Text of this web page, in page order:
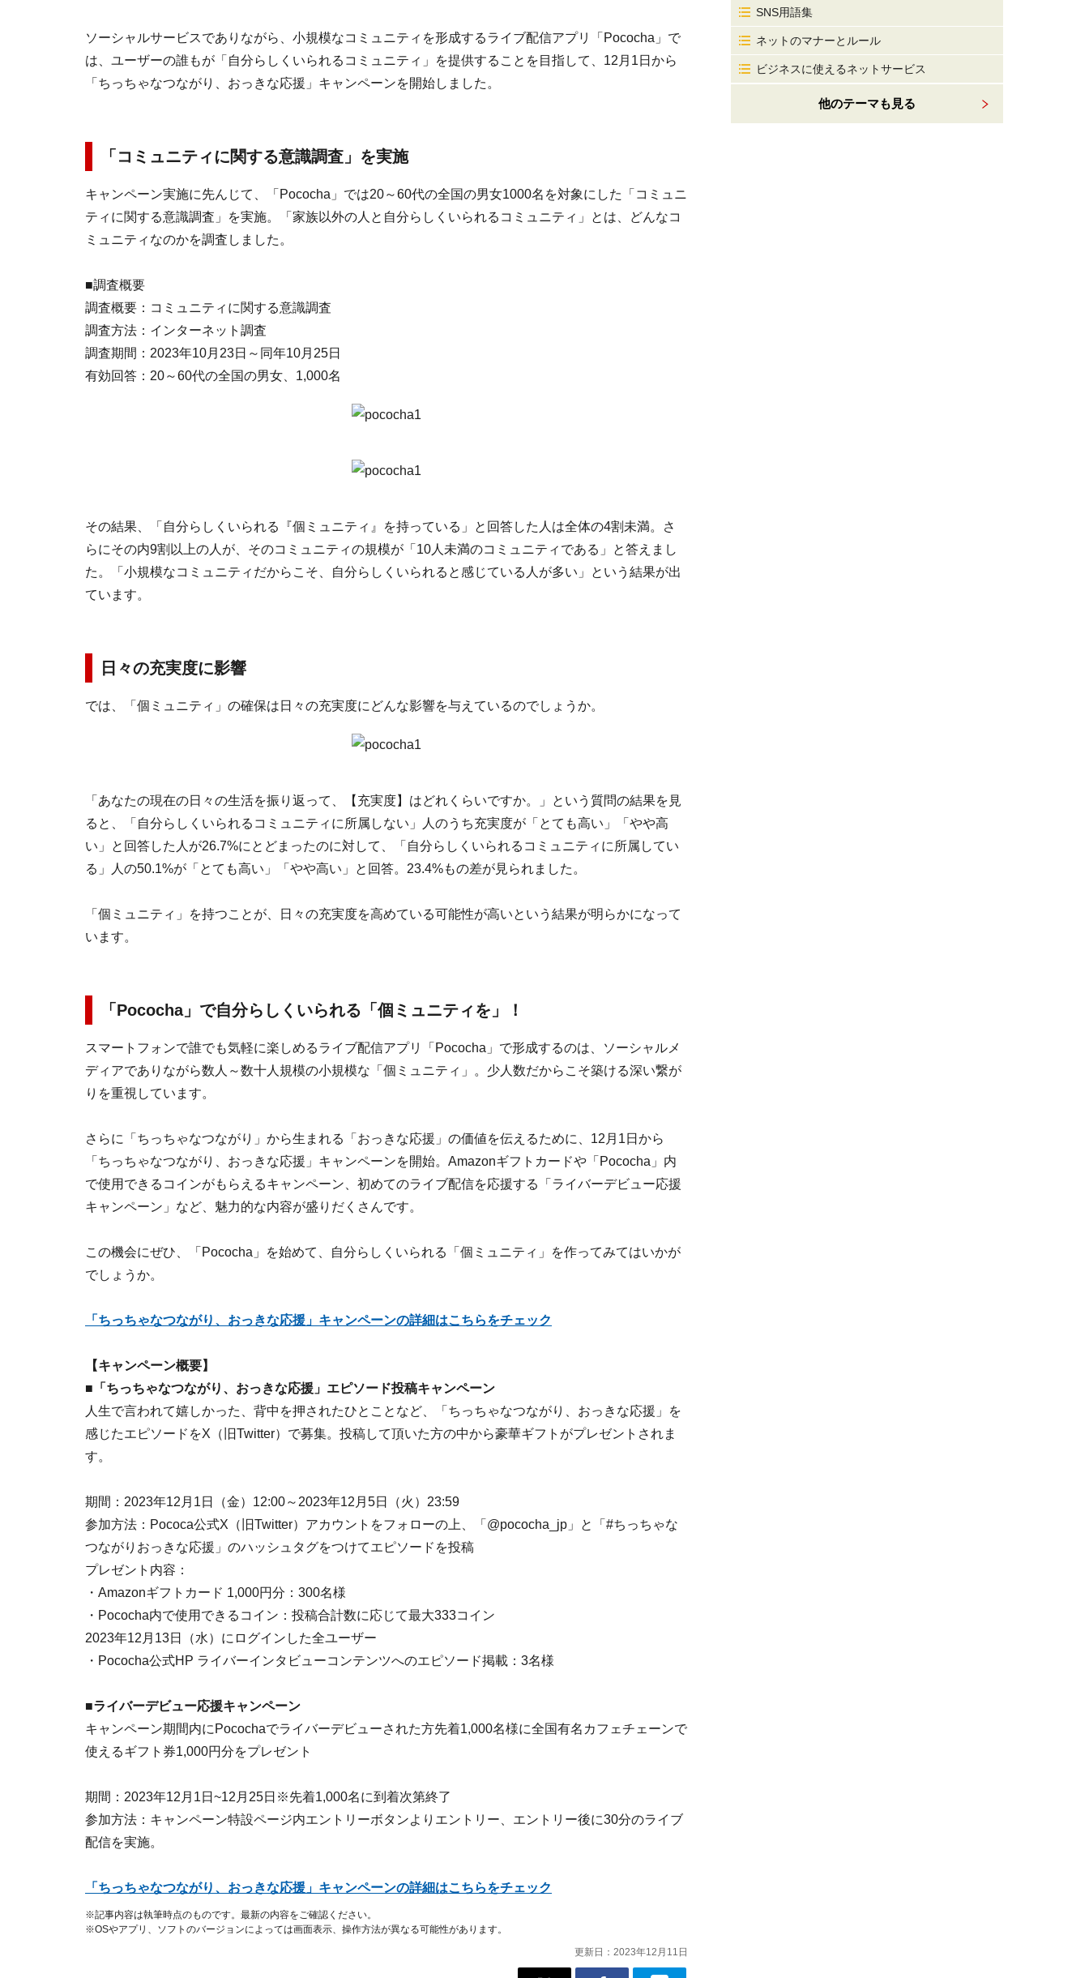
ソーシャルサービスでありながら、小規模なコミュニティを形成するライブ配信アプリ「Pococha」で
は、ユーザーの誰もが「自分らしくいられるコミュニティ」を提供することを目指して、12月1日から
「ちっちゃなつながり、おっきな応援」キャンペーンを開始しました。
「コミュニティに関する意識調査」を実施
キャンペーン実施に先んじて、「Pococha」では20～60代の全国の男女1000名を対象にした「コミュニ
ティに関する意識調査」を実施。「家族以外の人と自分らしくいられるコミュニティ」とは、どんなコ
ミュニティなのかを調査しました。
■調査概要
調査概要：コミュニティに関する意識調査
調査方法：インターネット調査
調査期間：2023年10月23日～同年10月25日
有効回答：20～60代の全国の男女、1,000名
その結果、「自分らしくいられる『個ミュニティ』を持っている」と回答した人は全体の4割未満。さ
らにその内9割以上の人が、そのコミュニティの規模が「10人未満のコミュニティである」と答えまし
た。「小規模なコミュニティだからこそ、自分らしくいられると感じている人が多い」という結果が出
ています。
日々の充実度に影響
では、「個ミュニティ」の確保は日々の充実度にどんな影響を与えているのでしょうか。
「あなたの現在の日々の生活を振り返って、【充実度】はどれくらいですか。」という質問の結果を見
ると、「自分らしくいられるコミュニティに所属しない」人のうち充実度が「とても高い」「やや高
い」と回答した人が26.7%にとどまったのに対して、「自分らしくいられるコミュニティに所属してい
る」人の50.1%が「とても高い」「やや高い」と回答。23.4%もの差が見られました。
「個ミュニティ」を持つことが、日々の充実度を高めている可能性が高いという結果が明らかになって
います。
「Pococha」で自分らしくいられる「個ミュニティを」！
スマートフォンで誰でも気軽に楽しめるライブ配信アプリ「Pococha」で形成するのは、ソーシャルメ
ディアでありながら数人～数十人規模の小規模な「個ミュニティ」。少人数だからこそ築ける深い繋が
りを重視しています。
さらに「ちっちゃなつながり」から生まれる「おっきな応援」の価値を伝えるために、12月1日から
「ちっちゃなつながり、おっきな応援」キャンペーンを開始。Amazonギフトカードや「Pococha」内
で使用できるコインがもらえるキャンペーン、初めてのライブ配信を応援する「ライバーデビュー応援
キャンペーン」など、魅力的な内容が盛りだくさんです。
この機会にぜひ、「Pococha」を始めて、自分らしくいられる「個ミュニティ」を作ってみてはいかが
でしょうか。
「ちっちゃなつながり、おっきな応援」キャンペーンの詳細はこちらをチェック
【キャンペーン概要】
■「ちっちゃなつながり、おっきな応援」エピソード投稿キャンペーン
人生で言われて嬉しかった、背中を押されたひとことなど、「ちっちゃなつながり、おっきな応援」を
感じたエピソードをX（旧Twitter）で募集。投稿して頂いた方の中から豪華ギフトがプレゼントされま
す。
期間：2023年12月1日（金）12:00～2023年12月5日（火）23:59
参加方法：Pococa公式X（旧Twitter）アカウントをフォローの上、「@pococha_jp」と「#ちっちゃな
つながりおっきな応援」のハッシュタグをつけてエピソードを投稿
プレゼント内容：
・Amazonギフトカード 1,000円分：300名様
・Pococha内で使用できるコイン：投稿合計数に応じて最大333コイン
2023年12月13日（水）にログインした全ユーザー
・Pococha公式HP ライバーインタビューコンテンツへのエピソード掲載：3名様
■ライバーデビュー応援キャンペーン
キャンペーン期間内にPocochaでライバーデビューされた方先着1,000名様に全国有名カフェチェーンで
使えるギフト券1,000円分をプレゼント
期間：2023年12月1日~12月25日※先着1,000名に到着次第終了
参加方法：キャンペーン特設ページ内エントリーボタンよりエントリー、エントリー後に30分のライブ
配信を実施。
「ちっちゃなつながり、おっきな応援」キャンペーンの詳細はこちらをチェック
※記事内容は執筆時点のものです。最新の内容をご確認ください。
※OSやアプリ、ソフトのバージョンによっては画面表示、操作方法が異なる可能性があります。
更新日：2023年12月11日
SNS用語集
ネットのマナーとルール
ビジネスに使えるネットサービス
他のテーマも見る